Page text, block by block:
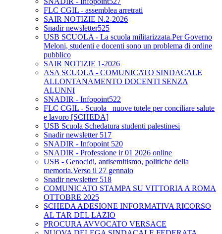
FLC CGIL - assemblea arretrati
SAIR NOTIZIE N.2-2026
Snadir newsletter525
USB SCUOLA - La scuola militarizzata.Per Governo
Meloni, studenti e docenti sono un problema di ordine
pubblico
SAIR NOTIZIE 1-2026
ASA SCUOLA - COMUNICATO SINDACALE
ALLONTANAMENTO DOCENTI SENZA
ALUNNI
SNADIR - Infopoint522
FLC CGIL - Scuola_ nuove tutele per conciliare salute
e lavoro [SCHEDA]
USB Scuola Schedatura studenti palestinesi
Snadir newsletter 517
SNADIR - Infopoint 520
SNADIR - Professione ir 01 2026 online
USB - Genocidi, antisemitismo, politiche della
memoria.Verso il 27 gennaio
Snadir newsletter 518
COMUNICATO STAMPA SU VITTORIA A ROMA
OTTOBRE 2025
SCHEDA ADESIONE INFORMATIVA RICORSO
AL TAR DEL LAZIO
PROCURA AVVOCATO VERSACE